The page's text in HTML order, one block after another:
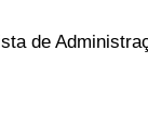
de